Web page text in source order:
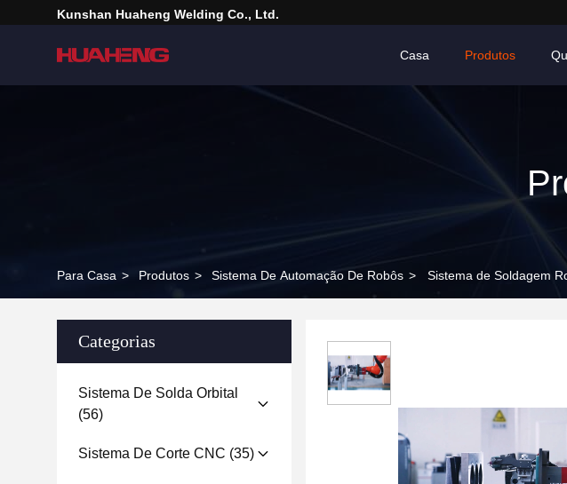
Kunshan Huaheng Welding Co., Ltd.
Casa Produtos
Para Casa > Produtos > Sistema De Automação De Robôs > Sistema de Soldagem
Categorias
Sistema De Solda Orbital
(56)
Sistema De Corte CNC (35)